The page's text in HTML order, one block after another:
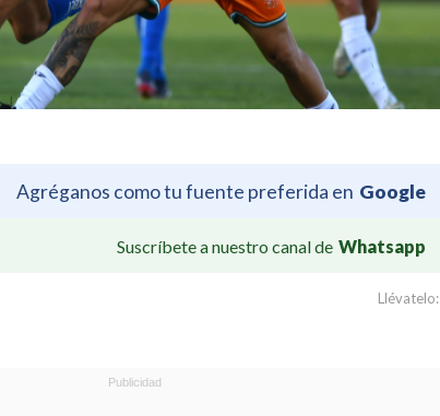
Agréganos como tu fuente preferida en Google
Suscríbete a nuestro canal de Whatsapp
Llévatelo: